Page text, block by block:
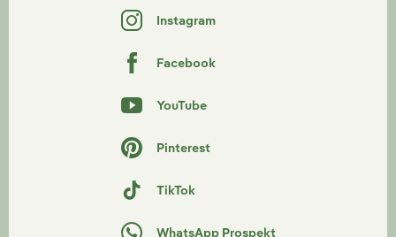
Instagram
Facebook
YouTube
Pinterest
TikTok
WhatsApp Prospekt